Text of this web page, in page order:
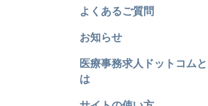
よくあるご質問
お知らせ
医療事務求人ドットコムと
は